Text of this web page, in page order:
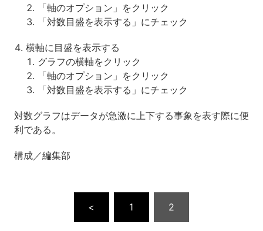
「軸のオプション」をクリック
「対数目盛を表示する」にチェック
横軸に目盛を表示する
グラフの横軸をクリック
「軸のオプション」をクリック
「対数目盛を表示する」にチェック
対数グラフはデータが急激に上下する事象を表す際に便
利である。
構成／編集部
< 1 2